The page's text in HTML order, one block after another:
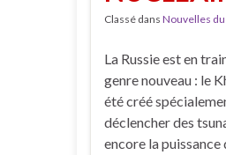
Classé dans Nouvelles
La Russie est en
genre nouveau : le
été créé
déclencher des
encore la